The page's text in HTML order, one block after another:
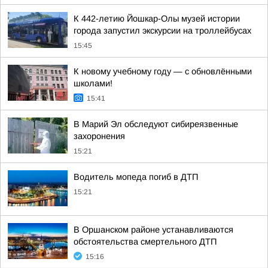
К 442-летию Йошкар-Олы музей истории
города запустил экскурсии на троллейбусах
15:45
К новому учебному году — с обновлёнными
школами!
15:41
В Марий Эл обследуют сибиреязвенные
захоронения
15:21
Водитель мопеда погиб в ДТП
15:21
В Оршанском районе устанавливаются
обстоятельства смертельного ДТП
15:16